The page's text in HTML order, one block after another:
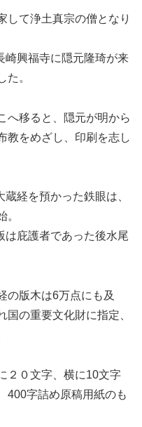
して浄土真宗の僧となり
崎興福寺に隠元隆琦が来
た。
へ移ると、隠元が明から
教をめざし、印刷を志し
経を預かった鉄眼は、
。
は庇護者であった後水尾
の版木は6万点にも及
の重要文化財に指定、
２０文字、横に10文字
400字詰め原稿用紙のも